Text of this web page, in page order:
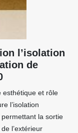
l’isolation
de
esthétique et rôle
l’isolation
la sortie
l’extérieur